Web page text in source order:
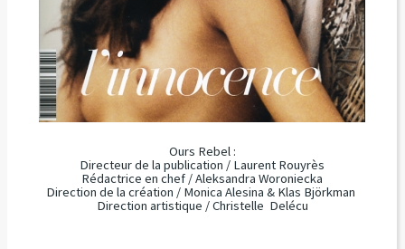
Ours Rebel :
Directeur de la publication / Laurent Rouyrès
Rédactrice en chef / Aleksandra Woroniecka
Direction de la création / Monica Alesina & Klas Björkman
Direction artistique / Christelle Delécu